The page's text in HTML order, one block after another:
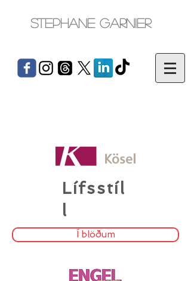
Stephane Garnier
Lífsstíl
l
Í blöðum